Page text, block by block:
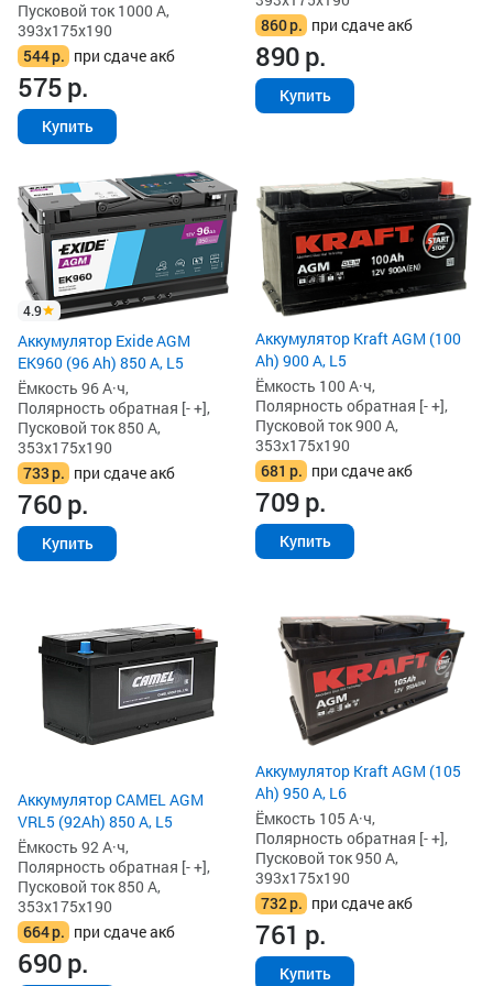
Пусковой ток 1000 А,
393x175x190
544р. при сдаче акб
575р.
Купить
860р. при сдаче акб
890р.
Купить
4.9
Аккумулятор Exide AGM
EK960 (96 Ah) 850 А, L5
Ёмкость 96 А·ч,
Полярность обратная [- +],
Пусковой ток 850 А,
353x175x190
733р. при сдаче акб
760р.
Купить
Аккумулятор Kraft AGM (100
Ah) 900 А, L5
Ёмкость 100 А·ч,
Полярность обратная [- +],
Пусковой ток 900 А,
353x175x190
681 р. при сдаче акб
709р.
Купить
Аккумулятор CAMEL AGM
VRL5 (92Ah) 850 А, L5
Ёмкость 92 А·ч,
Полярность обратная [- +],
Пусковой ток 850 А,
353x175x190
664р. при сдаче акб
690р.
Аккумулятор Kraft AGM (105
Ah) 950 А, L6
Ёмкость 105 А·ч,
Полярность обратная [- +],
Пусковой ток 950 А,
393x175x190
732р. при сдаче акб
761 р.
Купить